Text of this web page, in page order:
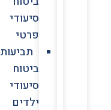
סיעודי
פרטי
תביעות
ביטוח
סיעודי
ילדים